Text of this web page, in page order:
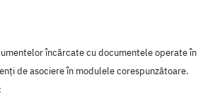
încărcate cu documentele operate în
de asociere în modulele corespunzătoare.